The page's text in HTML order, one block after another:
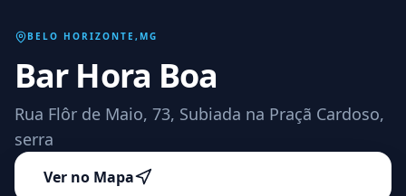
BELO HORIZONTE , MG
Bar Hora Boa
Rua Flôr de Maio, 73, Subiada na Praçã Cardoso,
serra
Ver no Mapa